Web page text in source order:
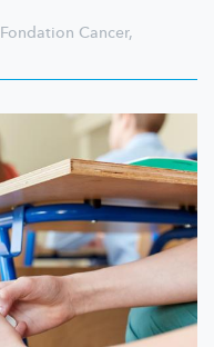
Fondation Cancer,